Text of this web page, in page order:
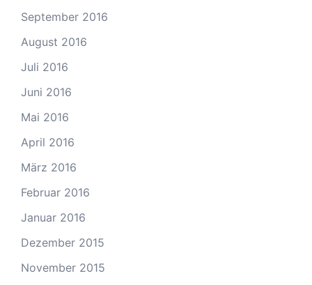
September 2016
August 2016
Juli 2016
Juni 2016
Mai 2016
April 2016
März 2016
Februar 2016
Januar 2016
Dezember 2015
November 2015